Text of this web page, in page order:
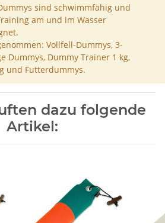
sind schwimmfähig und
am und im Wasser
Vollfell-Dummys, 3-
Dummys, Dummy Trainer 1 kg,
und Futterdummys.
dazu folgende
Artikel: